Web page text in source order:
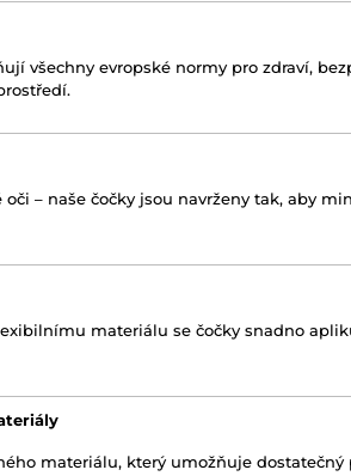
všechny evropské normy pro zdraví,
– naše čočky jsou navrženy tak, aby
materiálu se čočky snadno
materiálu, který umožňuje dostatečný